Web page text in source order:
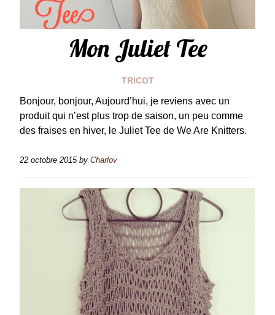
Mon Juliet Tee
TRICOT
Bonjour, bonjour, Aujourd’hui, je reviens avec un
produit qui n’est plus trop de saison, un peu comme
des fraises en hiver, le Juliet Tee de We Are Knitters.
22 octobre 2015by Charlov